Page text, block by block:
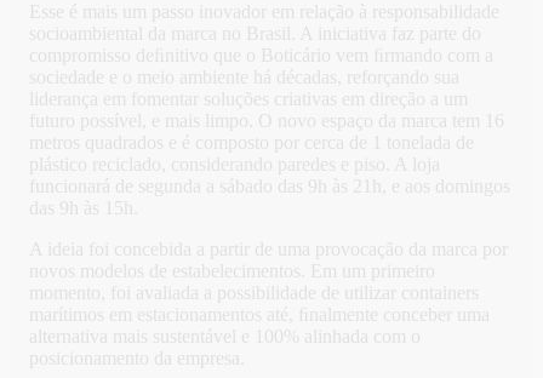
Esse é mais um passo inovador em relação à responsabilidade
socioambiental da marca no Brasil. A iniciativa faz parte do
compromisso deﬁnitivo que o Boticário vem ﬁrmando com a
sociedade e o meio ambiente há décadas, reforçando sua
liderança em fomentar soluções criativas em direção a um
futuro possível, e mais limpo. O novo espaço da marca tem 16
metros quadrados e é composto por cerca de 1 tonelada de
plástico reciclado, considerando paredes e piso. A loja
funcionará de segunda a sábado das 9h às 21h, e aos domingos
das 9h às 15h.
A ideia foi concebida a partir de uma provocação da marca por
novos modelos de estabelecimentos. Em um primeiro
momento, foi avaliada a possibilidade de utilizar containers
marítimos em estacionamentos até, ﬁnalmente conceber uma
alternativa mais sustentável e 100% alinhada com o
posicionamento da empresa.